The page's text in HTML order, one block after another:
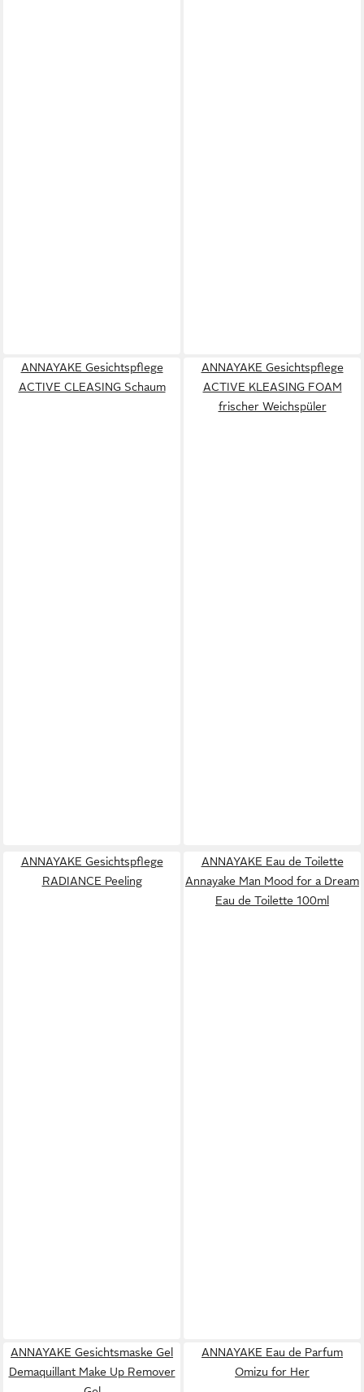
ANNAYAKE Gesichtspflege
ACTIVE CLEASING Schaum
ANNAYAKE Gesichtspflege
ACTIVE KLEASING FOAM
frischer Weichspüler
ANNAYAKE Gesichtspflege
RADIANCE Peeling
ANNAYAKE Eau de Toilette
Annayake Man Mood for a Dream
Eau de Toilette 100ml
ANNAYAKE Gesichtsmaske Gel
Demaquillant Make Up Remover
ANNAYAKE Eau de Parfum
Omizu for Her